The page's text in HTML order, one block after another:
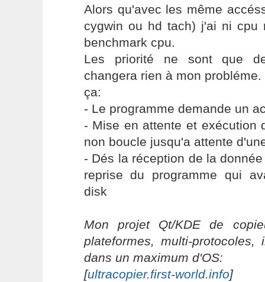
Alors qu'avec les même
cygwin ou hd tach) j'ai ni cpu
benchmark cpu.
Les priorité ne sont que
changera rien à mon
ça:
- Le programme demande un
- Mise en attente et exécution
non boucle jusqu'a attente
- Dés la réception de la
reprise du programme qui
disk
Mon projet Qt/KDE de
plateformes, multi-protocoles,
dans un maximum d'OS:
[ultracopier.first-world.info]